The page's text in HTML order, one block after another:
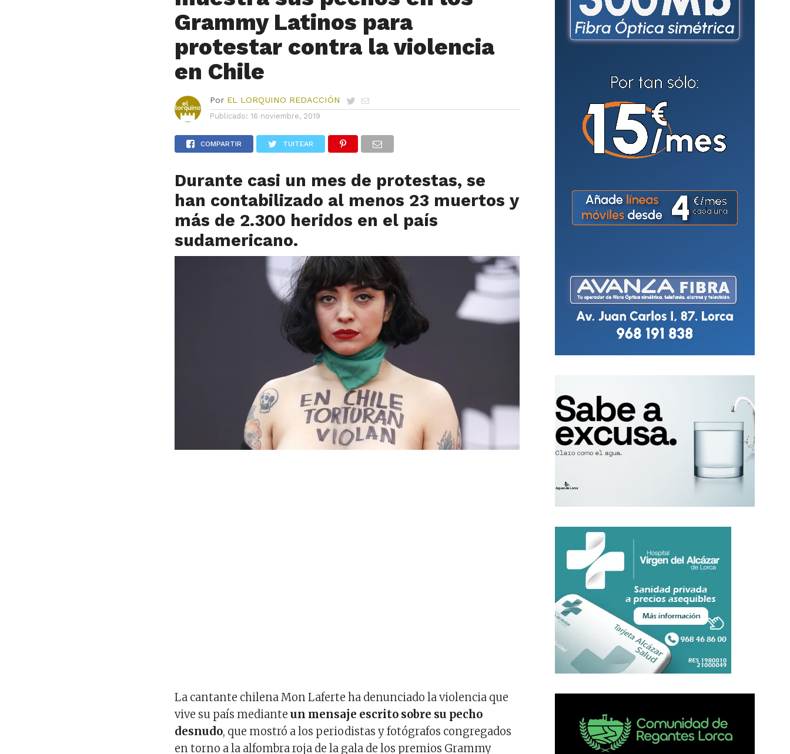
Grammy Latinos para
protestar contra la violencia
en Chile
Por EL LORQUINO REDACCIÓN
Publicado: 16 noviembre, 2019
COMPARTIR TUITEAR
Durante casi un mes de protestas, se
han contabilizado al menos 23 muertos y
más de 2.300 heridos en el país
sudamericano.
La cantante chilena Mon Laferte ha denunciado la violencia que
vive su país medianteun mensaje escrito sobre su pecho
desnudo, que mostró a los periodistas y fotógrafos congregados
en torno a la alfombra roja de la gala de los premios Grammy